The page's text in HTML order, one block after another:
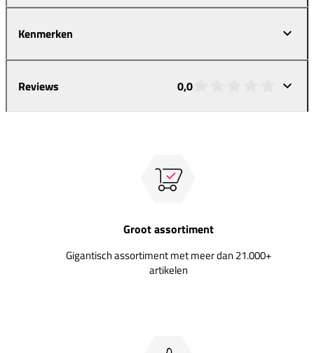
Kenmerken
Reviews 0,0
Groot assortiment
Gigantisch assortiment met meer dan 21.000+
artikelen